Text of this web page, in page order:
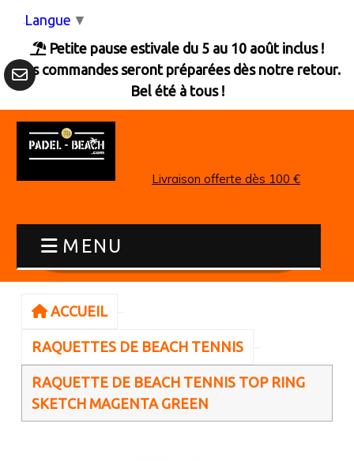
 Petite pause estivale du 5 au 10 août inclus !
Les commandes seront préparées dès notre retour.
Bel été à tous !
Livraison offerte dès 100 €
MENU
ACCUEIL
RAQUETTES DE BEACH TENNIS
RAQUETTE DE BEACH TENNIS TOP RING
SKETCH MAGENTA GREEN
Langue ▼